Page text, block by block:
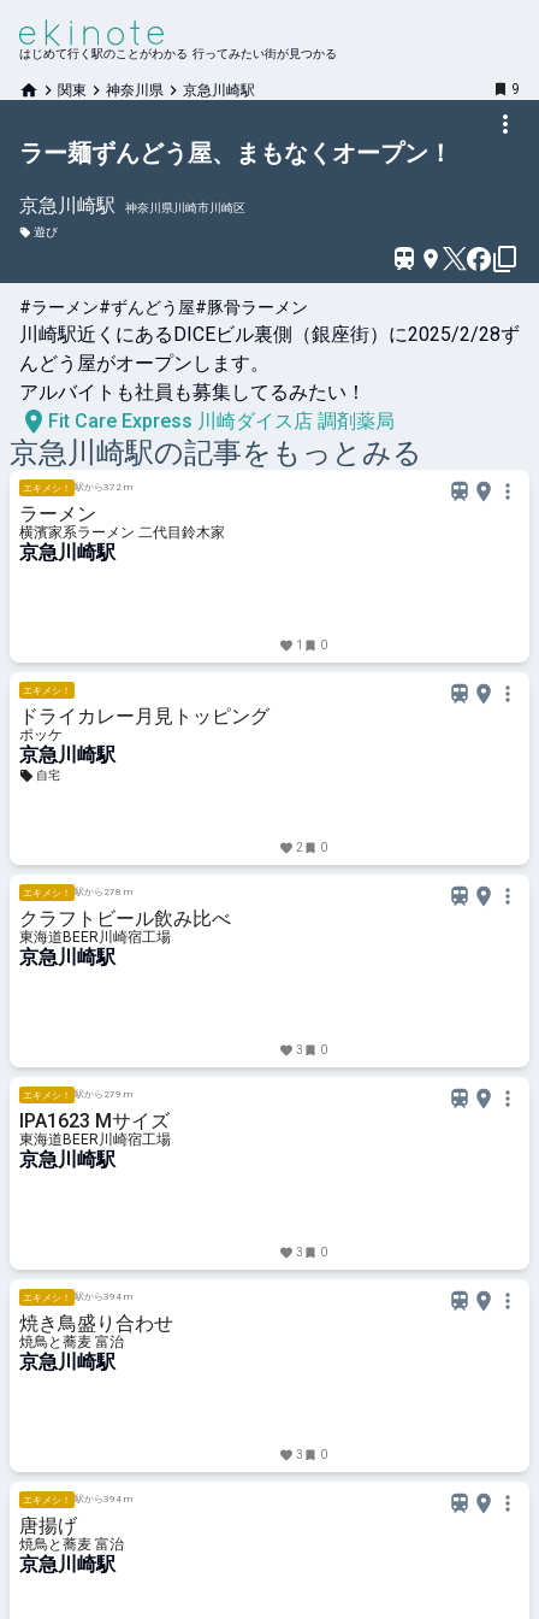
はじめて行く駅のことがわかる 行ってみたい街が見つかる
関東 神奈川県 京急川崎駅 9
ラー麺ずんどう屋、まもなくオープン！
京急川崎駅
神奈川県川崎市川崎区
遊び
#ラーメン#ずんどう屋#豚骨ラーメン
川崎駅近くにあるDICEビル裏側（銀座街）に2025/2/28ず
んどう屋がオープンします。
アルバイトも社員も募集してるみたい！
Fit Care Express 川崎ダイス店 調剤薬局
京急川崎駅の記事をもっとみる
エキメシ！ 駅から372 m
ラーメン
横濱家系ラーメン 二代目鈴木家
京急川崎駅
1 0
エキメシ！
ドライカレー月見トッピング
ポッケ
京急川崎駅
自宅
2 0
エキメシ！ 駅から278 m
クラフトビール飲み比べ
東海道BEER川崎宿工場
京急川崎駅
3 0
エキメシ！ 駅から279 m
IPA1623 Mサイズ
東海道BEER川崎宿工場
京急川崎駅
3 0
エキメシ！ 駅から394 m
焼き鳥盛り合わせ
焼鳥と蕎麦 富治
京急川崎駅
3 0
エキメシ！ 駅から394 m
唐揚げ
焼鳥と蕎麦 富治
京急川崎駅